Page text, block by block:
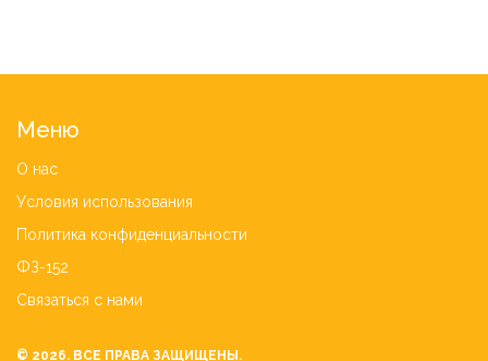
Меню
О нас
Условия использования
Политика конфиденциальности
ФЗ-152
Связаться с нами
© 2026. ВСЕ ПРАВА ЗАЩИЩЕНЫ.